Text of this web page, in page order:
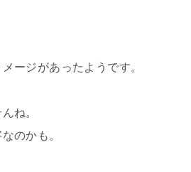
ージがあったようです。
ね。
のかも。